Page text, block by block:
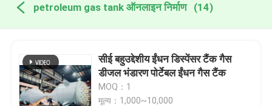
petroleum gas tank ऑनलाइन निर्माण (14)
सीई बहुउद्देशीय ईंधन डिस्पेंसर टैंक गैस
डीजल भंडारण पोर्टेबल ईंधन गैस टैंक
MOQ：1
मूल्य：1,000~10,000